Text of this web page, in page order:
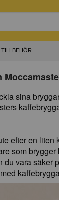
sina
efter en
som
vara säker